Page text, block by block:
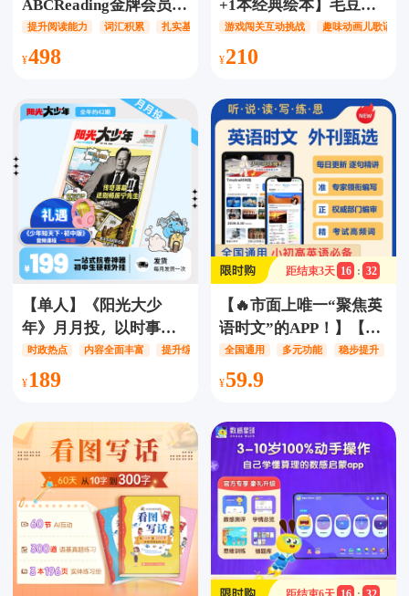
【一年卡】，上新
700+RAZ绘本+AI复习
RAZ ，27个级别，
2000+册原版绘本，累计
1.7万词汇，让孩子的英
语学习之旅更加精彩！
ABCreading/ABC
reading/ABC Reading
提升阅读能力 词汇积累 扎实基础
498
【单人】《阳光大少
年》月月投，以时事新
闻为载体，内容全面丰
富，一站式提升综合素
度结合，轻松阅读提升
孩子竞争力，大少年 阳
光少年报
时政热点 内容全面丰富 提升综合素养
189
古诗终身卡，140首精讲
诗/200首拓展诗/共计340
耳熟能详的诗人/140+个
人文知识/260+个自然百
科知识拓展，趣味互动
动画跟读学习，让孩子
爱上学古诗~
游戏闯关互动挑战 趣味动画儿歌诵读
210
距结束3天 16 : 32
【🔥市面上唯一“聚焦英
语时文”的APP！】【12
年卡】少年环球视野会
员-精读时文，每天30分
音打分/查词/复读/点读/
变速/生词本/逐句精讲/
隐藏译文8大热门主题，
贴合中高考趋势，小初
高大学全都能用！
全国通用 多元功能 稳步提升
59.9
距结束6天 16 : 32